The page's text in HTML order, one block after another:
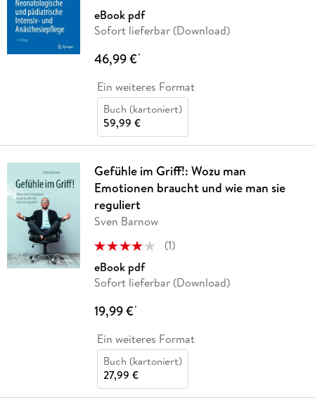
eBook pdf
Sofort lieferbar (Download)
46,99 €*
Ein weiteres Format
Buch (kartoniert)
59,99 €
Gefühle im Griff!: Wozu man
Emotionen braucht und wie man sie
reguliert
Sven Barnow
(1)
eBook pdf
Sofort lieferbar (Download)
19,99 €*
Ein weiteres Format
Buch (kartoniert)
27,99 €